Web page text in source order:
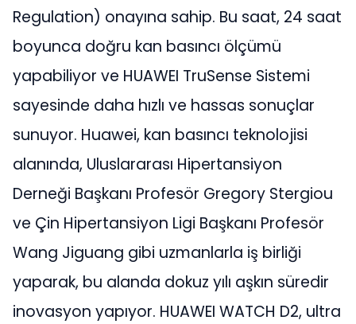
Regulation) onayına sahip. Bu saat, 24 saat
boyunca doğru kan basıncı ölçümü
yapabiliyor ve HUAWEI TruSense Sistemi
sayesinde daha hızlı ve hassas sonuçlar
sunuyor. Huawei, kan basıncı teknolojisi
alanında, Uluslararası Hipertansiyon
Derneği Başkanı Profesör Gregory Stergiou
ve Çin Hipertansiyon Ligi Başkanı Profesör
Wang Jiguang gibi uzmanlarla iş birliği
yaparak, bu alanda dokuz yılı aşkın süredir
inovasyon yapıyor. HUAWEI WATCH D2, ultra